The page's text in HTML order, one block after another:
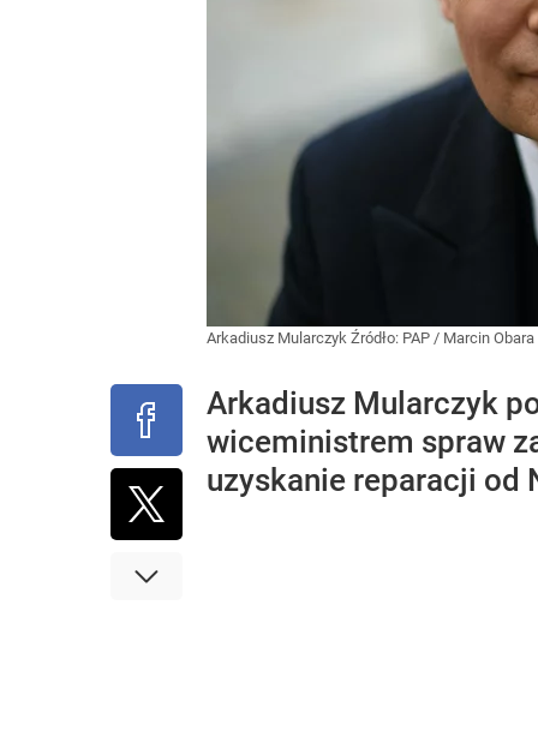
Arkadiusz Mularczyk Źródło: PAP / Marcin Obara
Arkadiusz Mularczyk
wiceministrem spraw
uzyskanie reparacji od